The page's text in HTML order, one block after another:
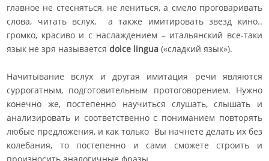
главное не стесняться, не лениться, а смело проговаривать
слова, читать вслух, а также имитировать звезд кино..
громко, красиво и с наслаждением – итальянский все-таки
язык не зря называетсяdolce lingua («сладкий язык»).
Начитывание вслух и другая имитация речи являются
суррогатным, подготовительным протоговорением. Нужно
конечно же, постепенно научиться слушать, слышать и
анализировать и соответственно с пониманием повторять
любые предложения, и как только Вы начнете делать их без
колебания, то постепенно и сами сможете строить и